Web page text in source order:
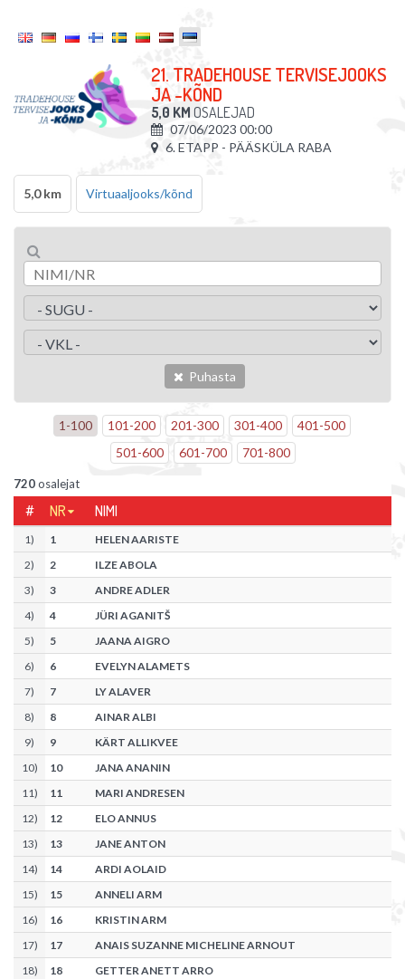
21. TRADEHOUSE TERVISEJOOKS
JA -KÕND
5,0 KM OSALEJAD
07/06/2023 00:00
6. ETAPP - PÄÄSKÜLA RABA
5,0 km Virtuaaljooks/kõnd
Puhasta
1-100 101-200 201-300 301-400 401-500
501-600 601-700 701-800
720osalejat
# NR NIMI
1) 1
HELEN AARISTE
2) 2
ILZE ABOLA
3) 3
ANDRE ADLER
4) 4
JÜRI AGANITŠ
5) 5
JAANA AIGRO
6) 6
EVELYN ALAMETS
7) 7
LY ALAVER
8) 8
AINAR ALBI
9) 9
KÄRT ALLIKVEE
10) 10
JANA ANANIN
11) 11
MARI ANDRESEN
12) 12
ELO ANNUS
13) 13
JANE ANTON
14) 14
ARDI AOLAID
15) 15
ANNELI ARM
16) 16
KRISTIN ARM
17) 17
ANAIS SUZANNE MICHELINE ARNOUT
18) 18
GETTER ANETT ARRO